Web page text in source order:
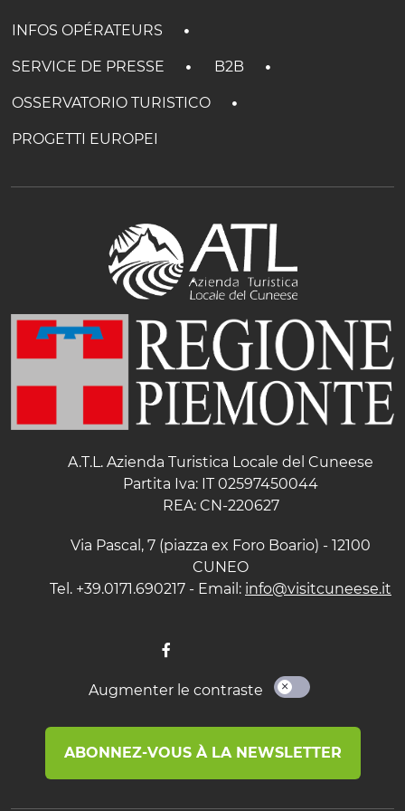
INFOS OPÉRATEURS
SERVICE DE PRESSE B2B
OSSERVATORIO TURISTICO
PROGETTI EUROPEI
A.T.L. Azienda Turistica Locale del Cuneese
Partita Iva: IT 02597450044
REA: CN-220627
Via Pascal, 7 (piazza ex Foro Boario) - 12100
CUNEO
Tel. +39.0171.690217 - Email: info@visitcuneese.it
Augmenter le contraste
ABONNEZ-VOUS À LA NEWSLETTER